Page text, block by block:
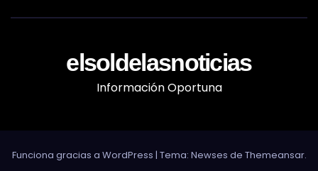
elsoldelasnoticias
Información Oportuna
Funciona gracias a WordPress | Tema: Newses de Themeansar.